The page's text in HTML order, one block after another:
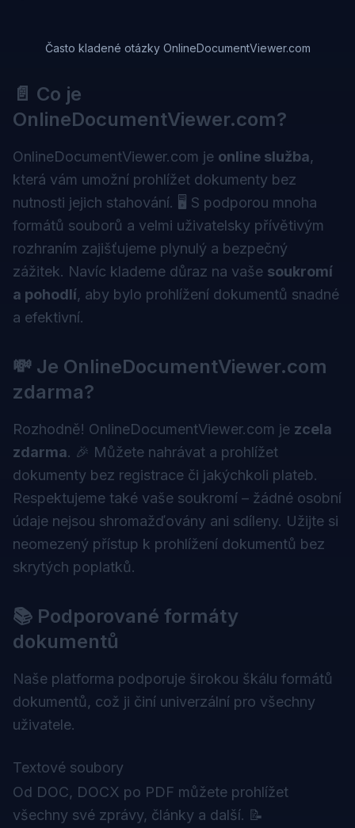
Často kladené otázky OnlineDocumentViewer.com
📄 Co je
OnlineDocumentViewer.com?
OnlineDocumentViewer.com je online služba,
která vám umožní prohlížet dokumenty bez
nutnosti jejich stahování. 🖥️ S podporou mnoha
formátů souborů a velmi uživatelsky přívětivým
rozhraním zajišťujeme plynulý a bezpečný
zážitek. Navíc klademe důraz na vaše soukromí
a pohodlí, aby bylo prohlížení dokumentů snadné
a efektivní.
💸 Je OnlineDocumentViewer.com
zdarma?
Rozhodně! OnlineDocumentViewer.com je zcela
zdarma. 🎉 Můžete nahrávat a prohlížet
dokumenty bez registrace či jakýchkoli plateb.
Respektujeme také vaše soukromí – žádné osobní
údaje nejsou shromažďovány ani sdíleny. Užijte si
neomezený přístup k prohlížení dokumentů bez
skrytých poplatků.
📚 Podporované formáty
dokumentů
Naše platforma podporuje širokou škálu formátů
dokumentů, což ji činí univerzální pro všechny
uživatele.
Textové soubory
Od DOC, DOCX po PDF můžete prohlížet
všechny své zprávy, články a další. 📝